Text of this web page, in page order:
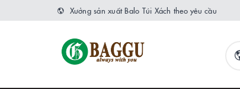
Xưởng sản xuất Balo Túi Xách theo yêu cầu